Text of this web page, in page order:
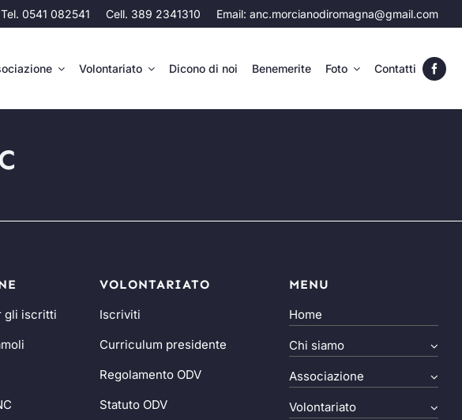
Tel. 0541 082541 Cell. 389 2341310 Email:anc.morcianodiromagna@gmail.com
Volontariato Dicono di noi Benemerite Foto Contatti
gli iscritti
VOLONTARIATO
Iscriviti
Curriculum presidente
Regolamento ODV
Statuto ODV
MENU
Home
Chi siamo
Associazione
Volontariato